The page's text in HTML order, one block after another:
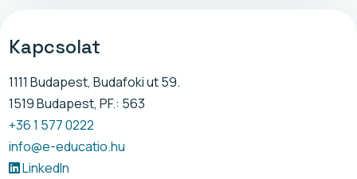
Kapcsolat
1111 Budapest, Budafoki ut 59.
1519 Budapest, PF.: 563
+36 1 577 0222
info@e-educatio.hu
LinkedIn